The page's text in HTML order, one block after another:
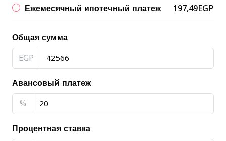
Ежемесячный ипотечный платеж
197,49EGP
Общая сумма
EGP
Авансовый платеж
%
Процентная ставка